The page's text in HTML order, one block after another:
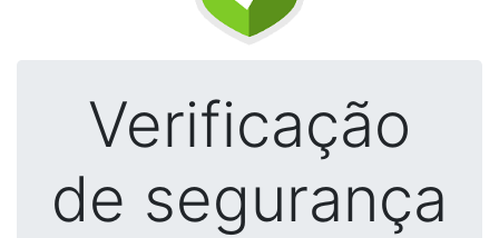
Verificação
de segurança